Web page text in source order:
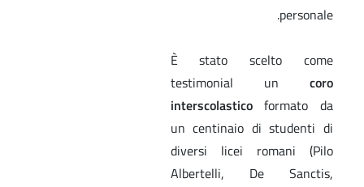
personale.
È stato scelto come
testimonial un coro
interscolasticoformato da
un centinaio di studenti di
diversi licei romani (Pilo
Albertelli, De Sanctis,